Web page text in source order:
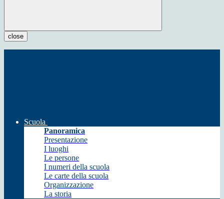
close
Scuola
Panoramica
Presentazione
I luoghi
Le persone
I numeri della scuola
Le carte della scuola
Organizzazione
La storia